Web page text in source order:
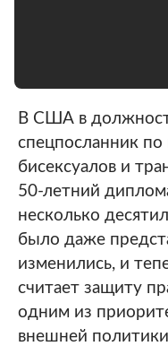
В США в
спецпосланник по
бисексуалов и
50-летний
несколько
было даже
изменились, и
считает защиту
одним из
внешней